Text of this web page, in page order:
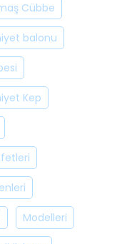
Cübbe
balonu
Kep
Modelleri